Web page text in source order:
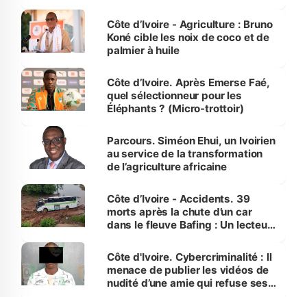
Côte d’Ivoire - Agriculture : Bruno
Koné cible les noix de coco et de
palmier à huile
Côte d’Ivoire. Après Emerse Faé,
quel sélectionneur pour les
Éléphants ? (Micro-trottoir)
Parcours. Siméon Ehui, un Ivoirien
au service de la transformation
de l’agriculture africaine
Côte d’Ivoire - Accidents. 39
morts après la chute d’un car
dans le fleuve Bafing : Un lecteur
des Transports
Côte d'Ivoire. Cybercriminalité : Il
menace de publier les vidéos de
nudité d’une amie qui refuse ses